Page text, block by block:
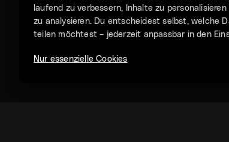
laufend zu verbessern, Inhalte zu
zu analysieren. Du entscheidest selbst, welche
teilen möchtest – jederzeit anpassbar in den
Nur essenzielle Cookies